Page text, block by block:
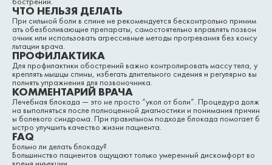
ЧТО НЕЛЬЗЯ ДЕЛАТЬ
При сильной боли в спине не рекомендуется бесконтрольно приним
ать обезболивающие препараты, самостоятельно вправлять позвон
очник или использовать агрессивные методы прогревания без консу
льтации врача.
ПРОФИЛАКТИКА
Для профилактики обострений важно контролировать массу тела, у
креплять мышцы спины, избегать длительного сидения и регулярно вы
полнять упражнения для позвоночника.
КОММЕНТАРИЙ ВРАЧА
Лечебная блокада — это не просто “укол от боли”. Процедура долж
на выполняться после полноценной диагностики и понимания причин
ы болевого синдрома. При правильном подходе блокада помогает б
ыстро улучшить качество жизни пациента.
FAQ
Больно ли делать блокаду?
Большинство пациентов ощущают только умеренный дискомфорт во